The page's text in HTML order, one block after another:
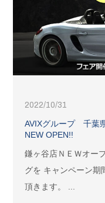
2022/10/31
AVIXグループ 千葉
NEW OPEN!!
鎌ヶ谷店ＮＥＷオー
グを キャンペーン期
頂きます。 ...